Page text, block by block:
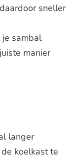
sneller
sambal
manier
langer
koelkast te